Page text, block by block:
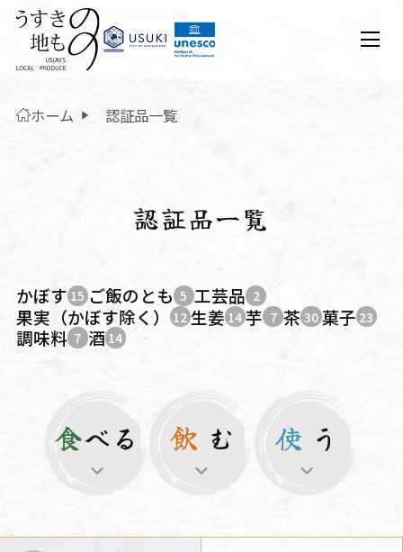
ホーム 認証品一覧
認証品一覧
かぼす 15 ご飯のとも 5 工芸品 2
果実（かぼす除く） 12生姜 14 芋 7 茶30菓子 23
調味料 7 酒 14
食べる 飲 む 使 う